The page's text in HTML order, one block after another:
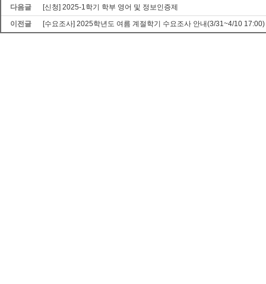
다음글
[신청] 2025-1학기 학부 영어 및 정보인증제
이전글
[수요조사] 2025학년도 여름 계절학기 수요조사 안내(3/31~4/10 17:00)